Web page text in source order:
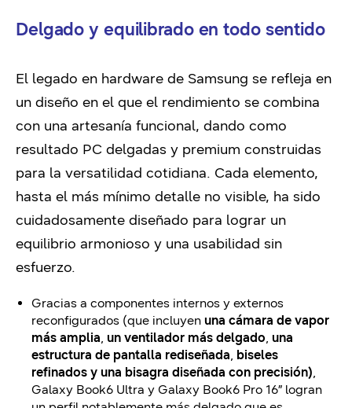
Delgado y equilibrado en todo sentido
El legado en hardware de Samsung se refleja en
un diseño en el que el rendimiento se combina
con una artesanía funcional, dando como
resultado PC delgadas y premium construidas
para la versatilidad cotidiana. Cada elemento,
hasta el más mínimo detalle no visible, ha sido
cuidadosamente diseñado para lograr un
equilibrio armonioso y una usabilidad sin
esfuerzo.
Gracias a componentes internos y externos
reconfigurados (que incluyen una cámara de vapor
más amplia, un ventilador más delgado, una
estructura de pantalla rediseñada, biseles
refinados y una bisagra diseñada con precisión),
Galaxy Book6 Ultra y Galaxy Book6 Pro 16” logran